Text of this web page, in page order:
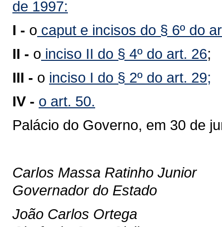
de 1997:
I - o caput e incisos do § 6º do
II - o inciso II do § 4º do art. 26;
III - o inciso I do § 2º do art. 29;
IV - o art. 50.
Palácio do Governo, em 30 de
Carlos Massa Ratinho Junior
Governador do Estado
João Carlos Ortega